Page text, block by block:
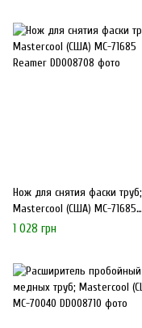
Нож для снятия фаски труб;
Mastercool (США) MC-71685
Reamer
1 028 грн